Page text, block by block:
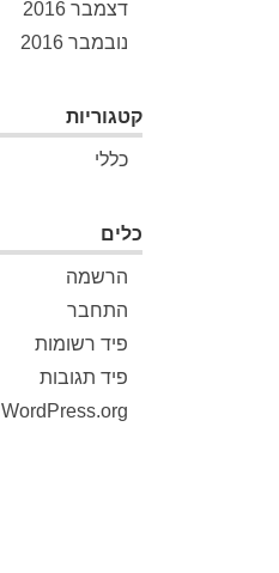
דצמבר 2016
נובמבר 2016
קטגוריות
כללי
כלים
הרשמה
התחבר
פיד רשומות
פיד תגובות
WordPress.org